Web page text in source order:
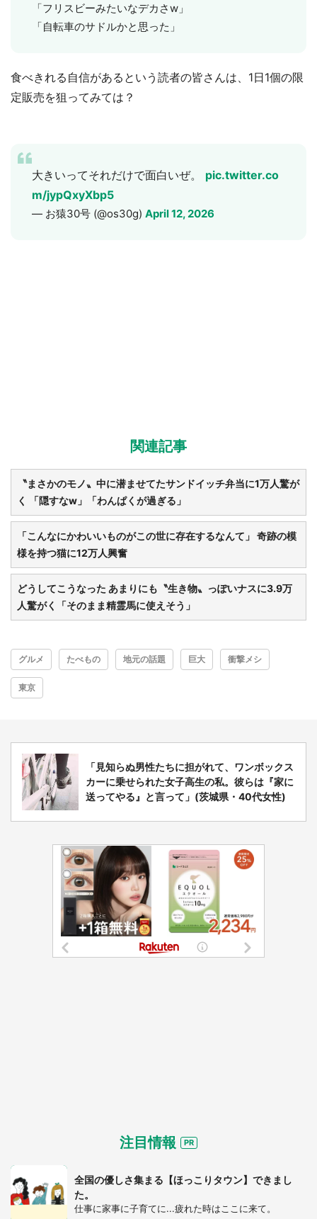
都道府選択
選択する
「フリスビーみたいなデカさw」
「自転車のサドルかと思った」
食べきれる自信があるという読者の皆さんは、1日1個の限
定販売を狙ってみては？
大きいってそれだけで面白いぜ。 pic.twitter.co
m/jypQxyXbp5
— お猿30号 (@os30g) April 12, 2026
関連記事
〝まさかのモノ〟中に潜ませてたサンドイッチ弁当に1万人驚が
く 「隠すなw」「わんぱくが過ぎる」
「こんなにかわいいものがこの世に存在するなんて」 奇跡の模
様を持つ猫に12万人興奮
どうしてこうなった あまりにも〝生き物〟っぽいナスに3.9万
人驚がく「そのまま精霊馬に使えそう」
グルメ たべもの 地元の話題 巨大 衝撃メシ
東京
「見知らぬ男性たちに担がれて、ワンボックス
カーに乗せられた女子高生の私。彼らは『家に
送ってやる』と言って」(茨城県・40代女性)
注目情報
全国の優しさ集まる【ほっこりタウン】できまし
た。
仕事に家事に子育てに...疲れた時はここに来て。